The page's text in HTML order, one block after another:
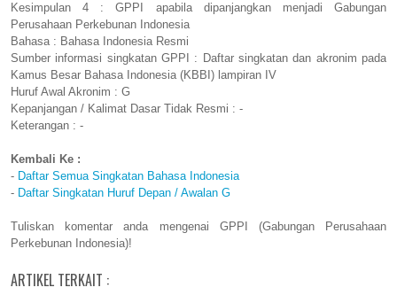
Kesimpulan 4 : GPPI apabila dipanjangkan menjadi Gabungan
Perusahaan Perkebunan Indonesia
Bahasa : Bahasa Indonesia Resmi
Sumber informasi singkatan GPPI : Daftar singkatan dan akronim pada
Kamus Besar Bahasa Indonesia (KBBI) lampiran IV
Huruf Awal Akronim : G
Kepanjangan / Kalimat Dasar Tidak Resmi : -
Keterangan : -
Kembali Ke :
- Daftar Semua Singkatan Bahasa Indonesia
- Daftar Singkatan Huruf Depan / Awalan G
Tuliskan komentar anda mengenai GPPI (Gabungan Perusahaan
Perkebunan Indonesia)!
ARTIKEL TERKAIT :